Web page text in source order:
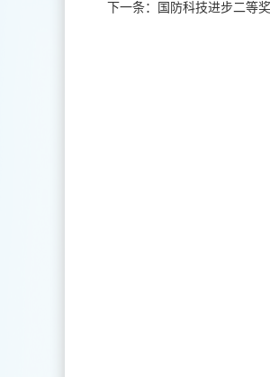
下一条：国防科技进步二等奖